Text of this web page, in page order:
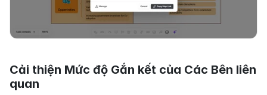
Cải thiện Mức độ Gắn kết của Các Bên liên
quan